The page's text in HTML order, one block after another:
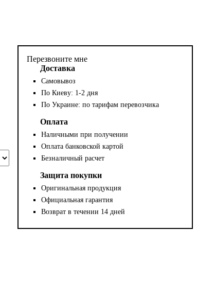
Перезвоните мне
Доставка
Самовывоз
По Киеву: 1-2 дня
По Украине: по тарифам перевозчика
Оплата
Наличными при получении
Оплата банковской картой
Безналичный расчет
Защита покупки
Оригинальная продукция
Официальная гарантия
Возврат в течении 14 дней